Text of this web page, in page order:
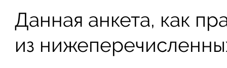
Данная анкета, как
из